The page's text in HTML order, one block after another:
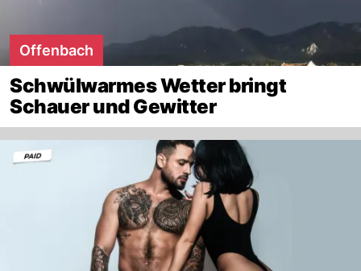
Offenbach
Schwülwarmes Wetter bringt
Schauer und Gewitter